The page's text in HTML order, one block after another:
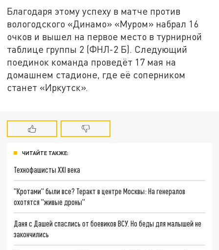
Благодаря этому успеху в матче против
вологодского «Динамо» «Муром» набрал 16
очков и вышел на первое место в турнирной
таблице группы 2 (ФНЛ-2 Б). Следующий
поединок команда проведёт 17 мая на
домашнем стадионе, где её соперником
станет «Иркутск».
ЧИТАЙТЕ ТАКЖЕ:
Технофашисты XXI века
"Кротами" были все? Теракт в центре Москвы: На генералов
охотятся "живые дроны"
Даня с Дашей спаслись от боевиков ВСУ. Но беды для малышей не
закончились